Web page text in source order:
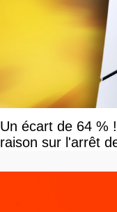
Un écart de 64 %
raison sur l'arrêt